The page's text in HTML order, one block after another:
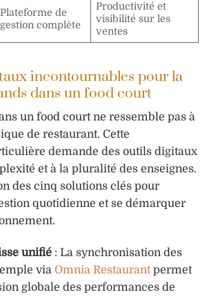
Plateforme de
gestion complète
Productivité et
visibilité sur les
ventes
incontournables pour la
dans un food court
un food court ne ressemble pas à
de restaurant. Cette
demande des outils digitaux
et à la pluralité des enseignes.
des cinq solutions clés pour
quotidienne et se démarquer
unifié: La synchronisation des
via Omnia Restaurantpermet
globale des performances de